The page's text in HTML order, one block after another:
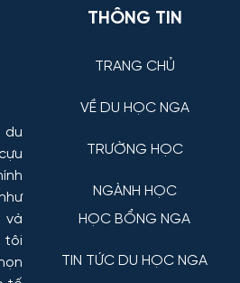
du
và
tôi
THÔNG TIN
TRANG CHỦ
VỀ DU HỌC NGA
TRƯỜNG HỌC
NGÀNH HỌC
HỌC BỔNG NGA
TIN TỨC DU HỌC NGA